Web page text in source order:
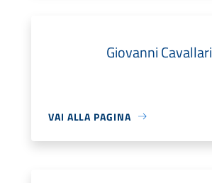
Giovanni Cavallari
VAI ALLA PAGINA